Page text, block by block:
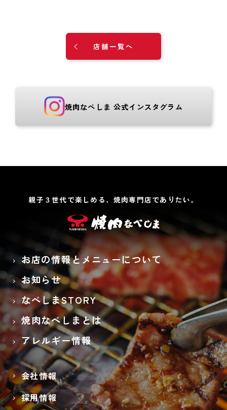
店舗一覧へ
焼肉なべしま 公式インスタグラム
親子３世代で楽しめる、焼肉専門店でありたい。
お店の情報とメニューについて
お知らせ
なべしまSTORY
焼肉なべしまとは
アレルギー情報
会社情報
採用情報